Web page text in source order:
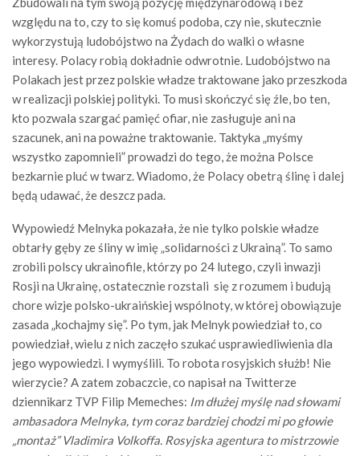
względu na to, czy to się komuś podoba, czy nie, skutecznie
wykorzystują ludobójstwo na Żydach do walki o własne
interesy. Polacy robią dokładnie odwrotnie. Ludobójstwo na
Polakach jest przez polskie władze traktowane jako przeszkoda
w realizacji polskiej polityki. To musi skończyć się źle, bo ten,
kto pozwala szargać pamięć ofiar, nie zasługuje ani na
szacunek, ani na poważne traktowanie. Taktyka „myśmy
wszystko zapomnieli” prowadzi do tego, że można Polsce
bezkarnie pluć w twarz. Wiadomo, że Polacy obetrą ślinę i dalej
będą udawać, że deszcz pada.
Wypowiedź Melnyka pokazała, że nie tylko polskie władze
obtarły gęby ze śliny w imię „solidarności z Ukrainą”. To samo
zrobili polscy ukrainofile, którzy po 24 lutego, czyli inwazji
Rosji na Ukrainę, ostatecznie rozstali się z rozumem i budują
chore wizje polsko-ukraińskiej wspólnoty, w której obowiązuje
zasada „kochajmy się”. Po tym, jak Melnyk powiedział to, co
powiedział, wielu z nich zaczęło szukać usprawiedliwienia dla
jego wypowiedzi. I wymyślili. To robota rosyjskich służb! Nie
wierzycie? A zatem zobaczcie, co napisał na Twitterze
dziennikarz TVP Filip Memeches: Im dłużej myślę nad słowami
ambasadora Melnyka, tym coraz bardziej chodzi mi po głowie
„montaż” Vladimira Volkoffa. Rosyjska agentura to mistrzowie